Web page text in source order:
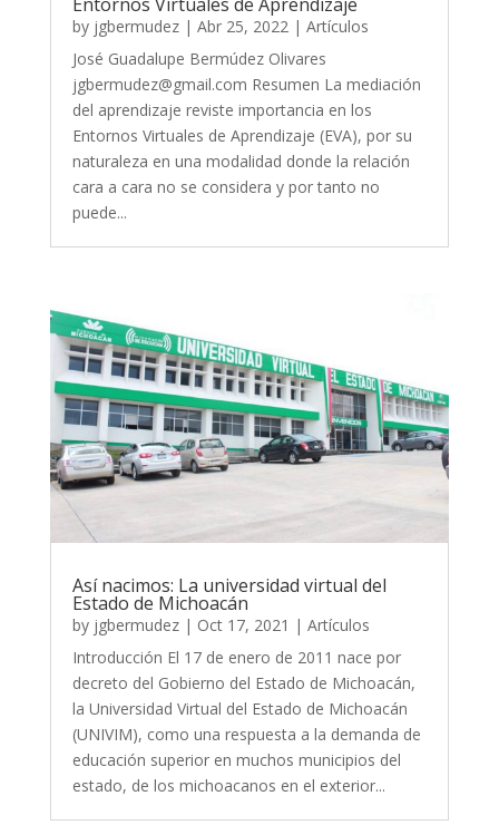
by jgbermudez| Abr 25, 2022 | Artículos
José Guadalupe Bermúdez Olivares
jgbermudez@gmail.com Resumen La mediación
del aprendizaje reviste importancia en los
Entornos Virtuales de Aprendizaje (EVA), por su
naturaleza en una modalidad donde la relación
cara a cara no se considera y por tanto no
puede...
Así nacimos: La universidad virtual del
Estado de Michoacán
by jgbermudez| Oct 17, 2021 | Artículos
Introducción El 17 de enero de 2011 nace por
decreto del Gobierno del Estado de Michoacán,
la Universidad Virtual del Estado de Michoacán
(UNIVIM), como una respuesta a la demanda de
educación superior en muchos municipios del
estado, de los michoacanos en el exterior...